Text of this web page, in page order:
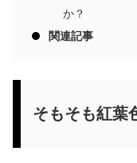
か？
関連記事
そもそも紅葉